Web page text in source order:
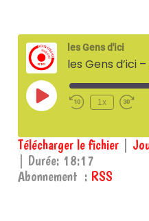
les Gens d'ici
les Gens d’ici
Play
Episode
1x
RSS
SHARE
Télécharger le fichier
Durée: 18:17
Abonnement : RSS